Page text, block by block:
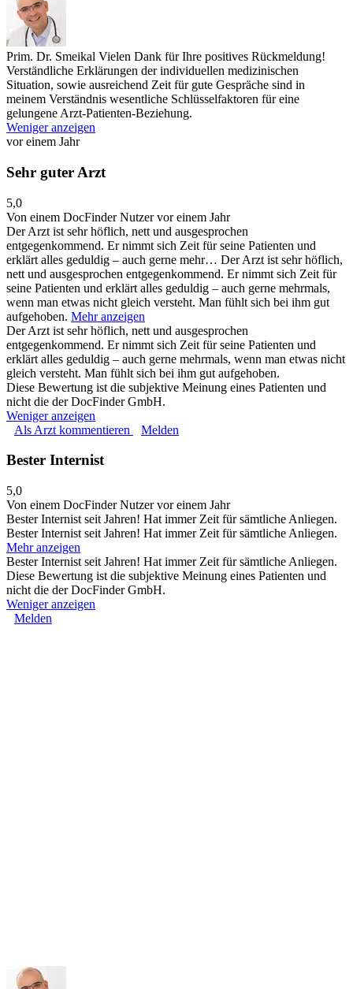
Prim. Dr. Smeikal Vielen Dank für Ihre positives Rückmeldung!
Verständliche Erklärungen der individuellen medizinischen
Situation, sowie ausreichend Zeit für gute Gespräche sind in
meinem Verständnis wesentliche Schlüsselfaktoren für eine
gelungene Arzt-Patienten-Beziehung.
Weniger anzeigen
vor einem Jahr
Sehr guter Arzt
5,0
Von einem DocFinder Nutzervor einem Jahr
Der Arzt ist sehr höflich, nett und ausgesprochen
entgegenkommend. Er nimmt sich Zeit für seine Patienten und
erklärt alles geduldig – auch gerne mehr… Der Arzt ist sehr höflich,
nett und ausgesprochen entgegenkommend. Er nimmt sich Zeit für
seine Patienten und erklärt alles geduldig – auch gerne mehrmals,
wenn man etwas nicht gleich versteht. Man fühlt sich bei ihm gut
aufgehoben. Mehr anzeigen
Der Arzt ist sehr höflich, nett und ausgesprochen
entgegenkommend. Er nimmt sich Zeit für seine Patienten und
erklärt alles geduldig – auch gerne mehrmals, wenn man etwas nicht
gleich versteht. Man fühlt sich bei ihm gut aufgehoben.
Diese Bewertung ist die subjektive Meinung eines Patienten und
nicht die der DocFinder GmbH.
Weniger anzeigen
Als Arzt kommentieren
Melden
Bester Internist
5,0
Von einem DocFinder Nutzervor einem Jahr
Bester Internist seit Jahren! Hat immer Zeit für sämtliche Anliegen.
Bester Internist seit Jahren! Hat immer Zeit für sämtliche Anliegen.
Mehr anzeigen
Bester Internist seit Jahren! Hat immer Zeit für sämtliche Anliegen.
Diese Bewertung ist die subjektive Meinung eines Patienten und
nicht die der DocFinder GmbH.
Weniger anzeigen
Melden